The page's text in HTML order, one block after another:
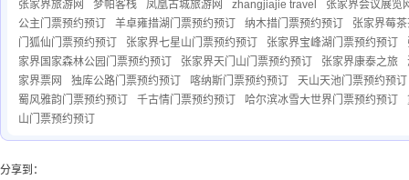
张家界旅游网
梦帕客栈 凤凰古城旅游网 zhangjiajie travel
张家界会议展览
公主门票预约预订
羊卓雍措湖门票预约预订 纳木措门票预约预订
张家界莓
门狐仙门票预约预订
张家界七星山门票预约预订 张家界宝峰湖门票预约预订
家界国家森林公园门票预约预订
张家界天门山门票预约预订 张家界康泰之旅
家界票网
独库公路门票预约预订 喀纳斯门票预约预订
天山天池门票预约预订
蜀风雅韵门票预约预订
千古情门票预约预订 哈尔滨冰雪大世界门票预约预订
山门票预约预订
分享到：